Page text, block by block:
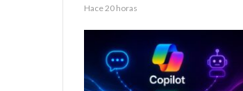
Hace 20 horas